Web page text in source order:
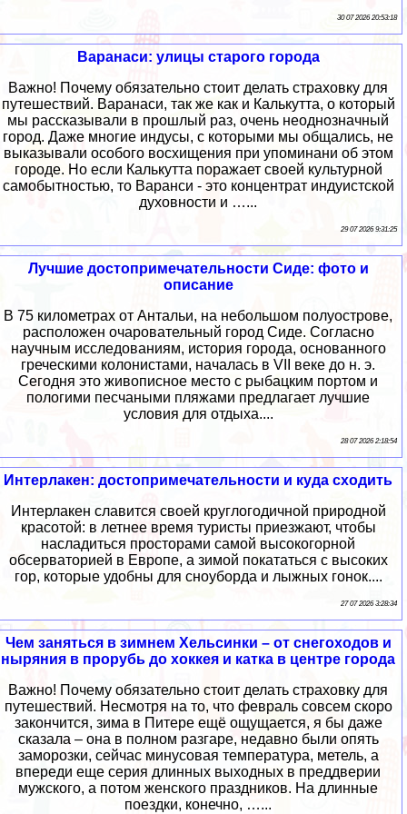
30 07 2026 20:53:18
Варанаси: улицы старого города
Важно! Почему обязательно стоит делать страховку для
путешествий. Варанаси, так же как и Калькутта, о который
мы рассказывали в прошлый раз, очень неоднозначный
город. Даже многие индусы, с которыми мы общались, не
выказывали особого восхищения при упоминани об этом
городе. Но если Калькутта поражает своей культурной
самобытностью, то Варанси - это концентрат индуистской
духовности и …...
29 07 2026 9:31:25
Лучшие достопримечательности Сиде: фото и
описание
В 75 километрах от Антальи, на небольшом полуострове,
расположен очаровательный город Сиде. Согласно
научным исследованиям, история города, основанного
греческими колонистами, началась в VII веке до н. э.
Сегодня это живописное место с рыбацким портом и
пологими песчаными пляжами предлагает лучшие
условия для отдыха....
28 07 2026 2:18:54
Интерлакен: достопримечательности и куда сходить
Интерлакен славится своей круглогодичной природной
красотой: в летнее время туристы приезжают, чтобы
насладиться просторами самой высокогорной
обсерваторией в Европе, а зимой покататься с высоких
гор, которые удобны для сноуборда и лыжных гонок....
27 07 2026 3:28:34
Чем заняться в зимнем Хельсинки – от снегоходов и
ныряния в прорубь до хоккея и катка в центре города
Важно! Почему обязательно стоит делать страховку для
путешествий. Несмотря на то, что февраль совсем скоро
закончится, зима в Питере ещё ощущается, я бы даже
сказала – она в полном разгаре, недавно были опять
заморозки, сейчас минусовая температура, метель, а
впереди еще серия длинных выходных в преддверии
мужского, а потом женского праздников. На длинные
поездки, конечно, …...